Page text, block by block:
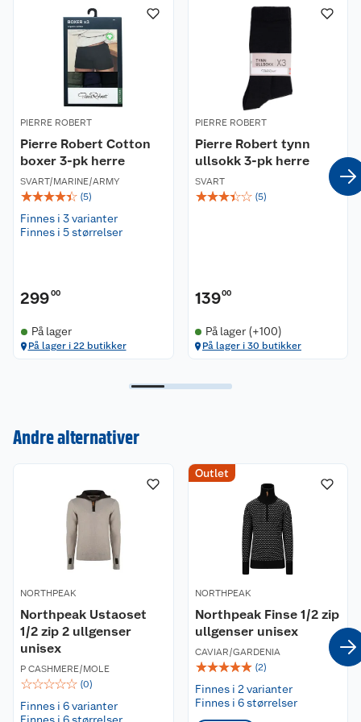
Øvrige detaljer:
Myk kvalitet med 30% ull
Høy hals med halvlang glidelås
Lange ermer med tommelhull
Sømløst design
Sporty uttrykk
Materiale:
40% akryl, 30% polyamid og 30% ull
Passform:
Rett modell. Normal i størrelsen.
ullvaskemiddel. Må ikke tørkes i tørketrommel.
PIERRE ROBERT
Pierre Robert Cotton
boxer 3-pk herre
SVART/MARINE/ARMY
☆☆☆☆☆ (5)
Finnes i 3 varianter
Finnes i 5 størrelser
29900
På lager
På lager i 22 butikker
PIERRE ROBERT
Pierre Robert tynn
ullsokk 3-pk herre
SVART
☆☆☆☆☆ (5)
13900
På lager (+100)
På lager i 30 butikker
Andre alternativer
NORTHPEAK
Northpeak Ustaoset
1/2 zip 2 ullgenser
unisex
P CASHMERE/MOLE
☆☆☆☆☆ (0)
Finnes i 6 varianter
Outlet
NORTHPEAK
Northpeak Finse 1/2 zip
ullgenser unisex
CAVIAR/GARDENIA
☆☆☆☆☆ (2)
Finnes i 2 varianter
Finnes i 6 størrelser
Nyheter
Våre butikker
Våre merkevarer
Coop kjeder
Ledige stillinger
Kontakt oss
Angre- og returrett
Reklamasjon og garanti
Ofte stilte spørsmål
Betalingsalternativer
Leveringsalternativer
Åpent kjøp